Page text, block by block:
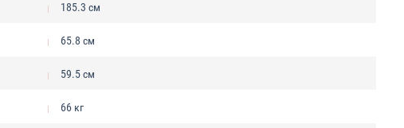
185.3 см
65.8 см
59.5 см
66 кг